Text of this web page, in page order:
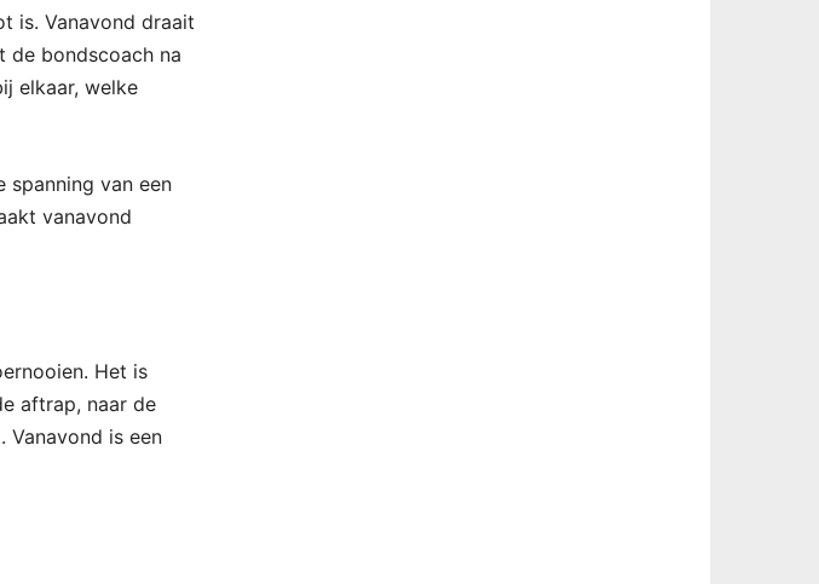
is. Vanavond draait
de bondscoach na
elkaar, welke
spanning van een
vanavond
Het is
aftrap, naar de
Vanavond is een